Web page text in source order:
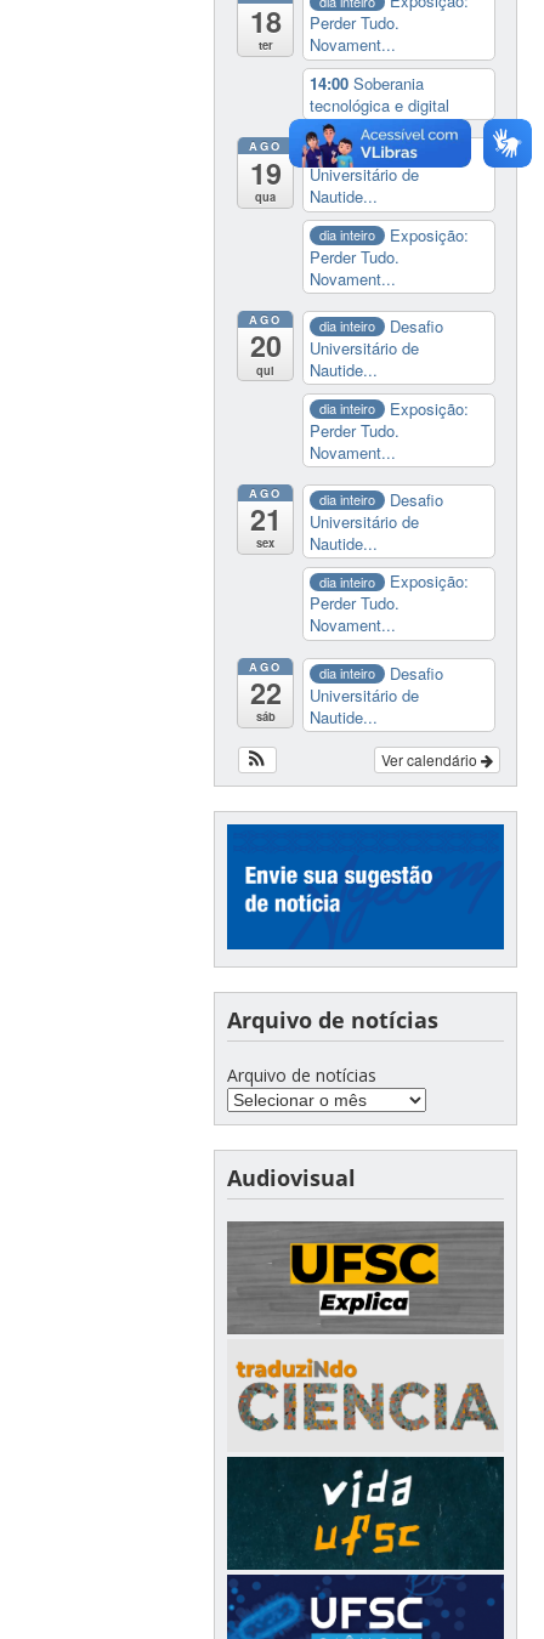
18
ter
Perder Tudo.
Novament...
14:00Soberania
tecnológica e digital
AGO
19
qua
dia inteiro
Desafio
Universitário de
Nautide...
dia inteiro
Exposição:
Perder Tudo.
Novament...
AGO
20
qui
dia inteiro
Desafio
Universitário de
Nautide...
dia inteiro
Exposição:
Perder Tudo.
Novament...
AGO
21
sex
dia inteiro
Desafio
Universitário de
Nautide...
dia inteiro
Exposição:
Perder Tudo.
Novament...
AGO
22
sáb
dia inteiro
Desafio
Universitário de
Nautide...
Ver calendário
Arquivo de notícias
Arquivo de notícias
Audiovisual